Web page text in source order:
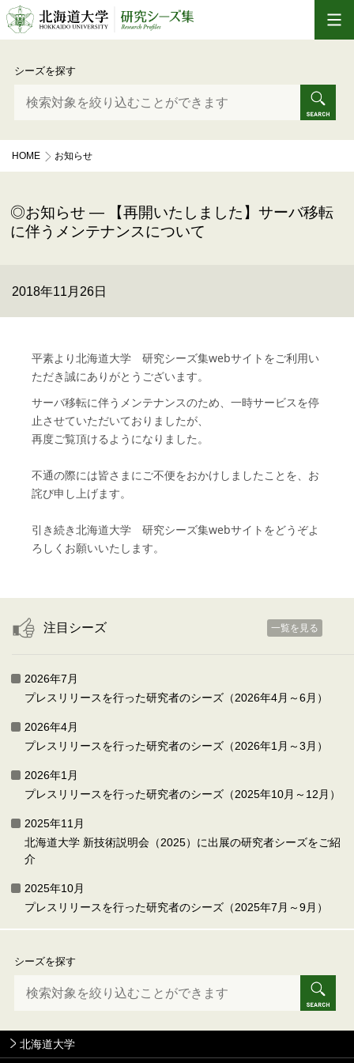
シーズを探す
HOME
お知らせ
お知らせ — 【再開いたしました】サーバ移転
に伴うメンテナンスについて
2018年11月26日
平素より北海道大学 研究シーズ集webサイトをご利用い
ただき誠にありがとうございます。
サーバ移転に伴うメンテナンスのため、一時サービスを停
止させていただいておりましたが、
再度ご覧頂けるようになりました。
不通の際には皆さまにご不便をおかけしましたことを、お
詫び申し上げます。
引き続き北海道大学 研究シーズ集webサイト をどうぞよ
ろしくお願いいたします。
注目シーズ 一覧を見る
2026年7月
プレスリリースを行った研究者のシーズ（2026年4月～6月）
2026年4月
プレスリリースを行った研究者のシーズ（2026年1月～3月）
2026年1月
プレスリリースを行った研究者のシーズ（2025年10月～12月）
2025年11月
北海道大学 新技術説明会（2025）に出展の研究者シーズをご紹
介
2025年10月
プレスリリースを行った研究者のシーズ（2025年7月～9月）
シーズを探す
北海道大学